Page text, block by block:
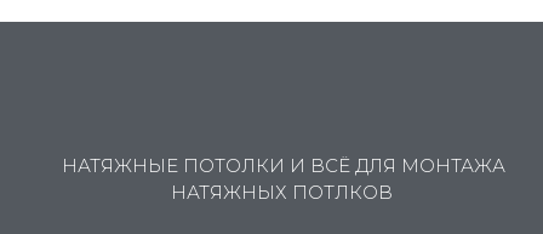
НАТЯЖНЫЕ ПОТОЛКИ И ВСЁ ДЛЯ МОНТАЖА
НАТЯЖНЫХ ПОТЛКОВ